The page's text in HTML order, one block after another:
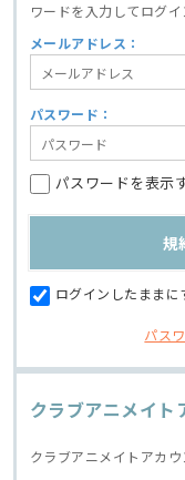
ワードを入力してログイ
メールアドレス：
パスワード：
パスワードを表示
ログインしたままに
パス
クラブアニメイト
クラブアニメイトアカウ